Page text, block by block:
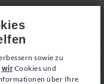
sowie zu
wirCookies und
über Ihre
SPENDEN